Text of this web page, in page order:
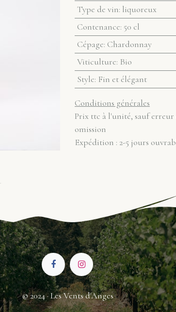
Type de vin: liquoreux
Contenance: 50 cl
Cépage: Chardonnay
Viticulture: Bio
Style: Fin et élégant
Conditions générales
Prix ttc à l'unité, sauf erreur
omission
Expédition : 2-5 jours
© 2024 · Les Vents d'Anges